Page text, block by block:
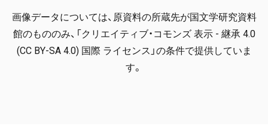
画像データについては、原資料の所蔵先が国文学研究資料
館のもののみ、「クリエイティブ・コモンズ 表示 - 継承 4.0
(CC BY-SA 4.0) 国際 ライセンス」の条件で提供していま
す。